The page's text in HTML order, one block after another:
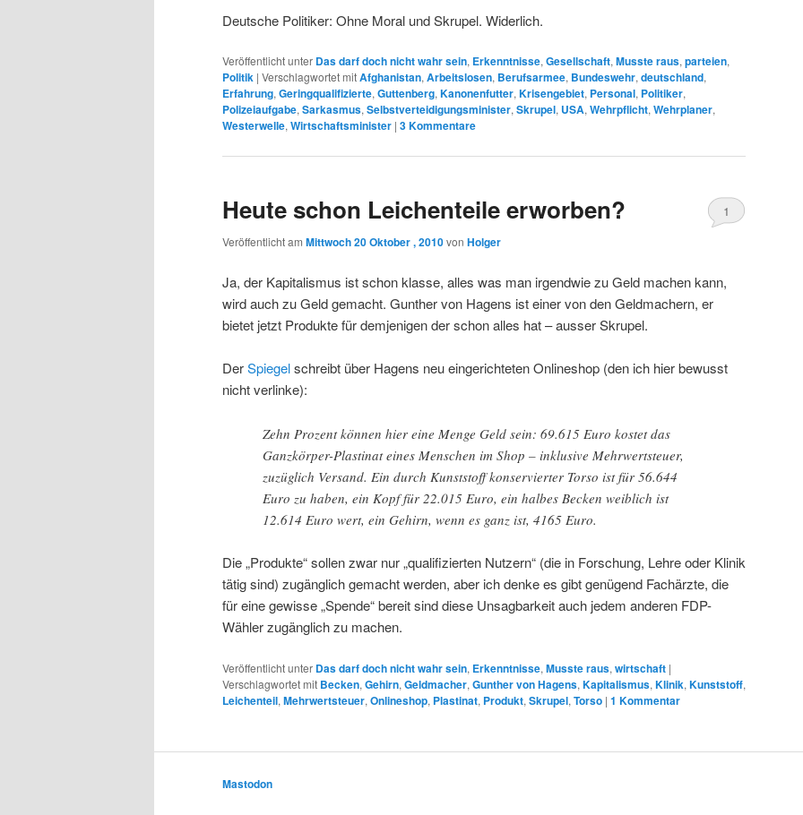
Deutsche Politiker: Ohne Moral und Skrupel. Widerlich.
Veröffentlicht unter Das darf doch nicht wahr sein, Erkenntnisse, Gesellschaft, Musste raus, parteien,
Politik | Verschlagwortet mitAfghanistan, Arbeitslosen, Berufsarmee, Bundeswehr, deutschland,
Erfahrung, Geringqualifizierte, Guttenberg, Kanonenfutter, Krisengebiet, Personal, Politiker,
Polizeiaufgabe, Sarkasmus, Selbstverteidigungsminister, Skrupel, USA, Wehrpflicht, Wehrplaner,
Westerwelle, Wirtschaftsminister | 3Kommentare
Heute schon Leichenteile erworben?
Veröffentlicht am Mittwoch 20 Oktober , 2010von Holger
1
Ja, der Kapitalismus ist schon klasse, alles was man irgendwie zu Geld machen kann,
wird auch zu Geld gemacht. Gunther von Hagens ist einer von den Geldmachern, er
bietet jetzt Produkte für demjenigen der schon alles hat – ausser Skrupel.
DerSpiegelschreibt über Hagens neu eingerichteten Onlineshop (den ich hier bewusst
nicht verlinke):
Zehn Prozent können hier eine Menge Geld sein: 69.615 Euro kostet das
Ganzkörper-Plastinat eines Menschen im Shop – inklusive Mehrwertsteuer,
zuzüglich Versand. Ein durch Kunststoff konservierter Torso ist für 56.644
Euro zu haben, ein Kopf für 22.015 Euro, ein halbes Becken weiblich ist
12.614 Euro wert, ein Gehirn, wenn es ganz ist, 4165 Euro.
Die „Produkte“ sollen zwar nur „qualifizierten Nutzern“ (die in Forschung, Lehre oder Klinik
tätig sind) zugänglich gemacht werden, aber ich denke es gibt genügend Fachärzte, die
für eine gewisse „Spende“ bereit sind diese Unsagbarkeit auch jedem anderen FDP-
Wähler zugänglich zu machen.
Veröffentlicht unter Das darf doch nicht wahr sein, Erkenntnisse, Musste raus, wirtschaft |
Verschlagwortet mit Becken, Gehirn, Geldmacher, Gunther von Hagens, Kapitalismus, Klinik, Kunststoff,
Leichenteil, Mehrwertsteuer, Onlineshop, Plastinat, Produkt, Skrupel, Torso | 1 Kommentar
Mastodon